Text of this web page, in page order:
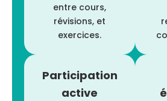
entre cours,
révisions, et
exercices.
Participation
active